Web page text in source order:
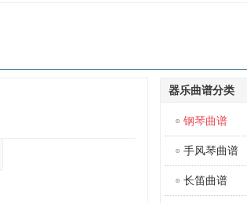
器乐曲谱分类
钢琴曲谱
手风琴曲谱
长笛曲谱